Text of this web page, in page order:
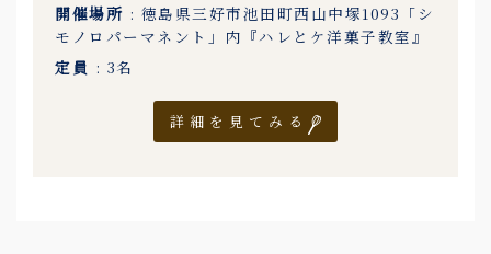
開催場所 : 徳島県三好市池田町西山中塚1093「シ
モノロパーマネント」内『ハレとケ洋菓子教室』
定員 : 3名
詳細を見てみる